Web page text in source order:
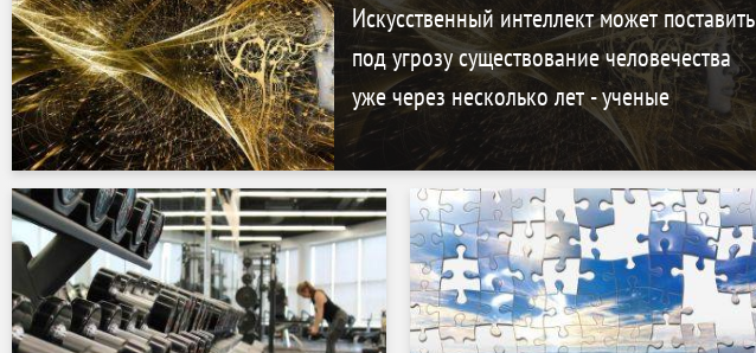
Искусственный интеллект может поставить
под угрозу существование человечества
уже через несколько лет - ученые